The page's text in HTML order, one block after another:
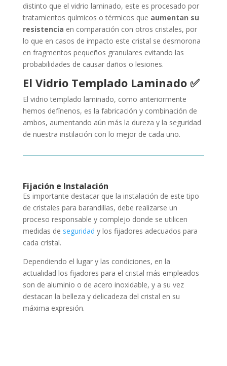
distinto que el vidrio laminado, este es procesado por
tratamientos químicos o térmicos que aumentan su
resistencia en comparación con otros cristales, por
lo que en casos de impacto este cristal se desmorona
en fragmentos pequeños granulares evitando las
probabilidades de causar daños o lesiones.
El Vidrio Templado Laminado ✅
El vidrio templado laminado, como anteriormente
hemos defínenos, es la fabricación y combinación de
ambos, aumentando aún más la dureza y la seguridad
de nuestra instilación con lo mejor de cada uno.
Fijación e Instalación
Es importante destacar que la instalación de este tipo
de cristales para barandillas, debe realizarse un
proceso responsable y complejo donde se utilicen
medidas de seguridad y los fijadores adecuados para
cada cristal.
Dependiendo el lugar y las condiciones, en la
actualidad los fijadores para el cristal más empleados
son de aluminio o de acero inoxidable, y a su vez
destacan la belleza y delicadeza del cristal en su
máxima expresión.